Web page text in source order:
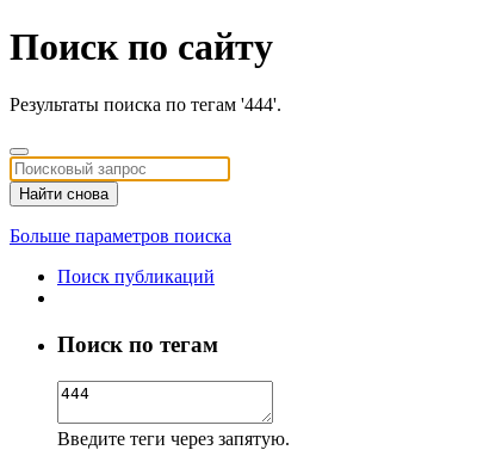
Поиск по сайту
Результаты поиска по тегам '444'.
Найти снова
Больше параметров поиска
Поиск публикаций
Поиск по тегам
Введите теги через запятую.